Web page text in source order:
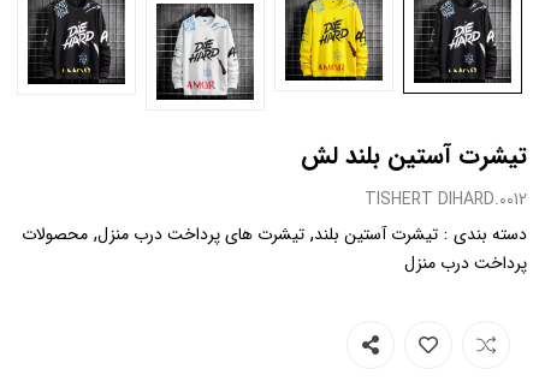
تیشرت آستین بلند لش
0012.TISHERT DIHARD
دسته بندی : تیشرت آستین بلند, تیشرت های پرداخت درب منزل, محصولات
پرداخت درب منزل